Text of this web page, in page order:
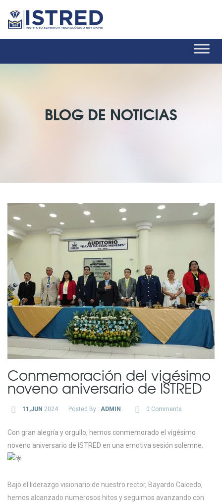
BLOG DE NOTICIAS
Conmemoración del vigésimo
noveno aniversario de ISTRED
11,JUN 2024 Posted By : ADMIN 0 Comments
Con gran alegría y orgullo, hemos conmemorado el vigésimo
noveno aniversario de ISTRED en una emotiva sesión solemne.
Bajo el liderazgo visionario de nuestro rector, Bayardo Caicedo,
hemos alcanzado numerosos hitos y seguimos avanzando con